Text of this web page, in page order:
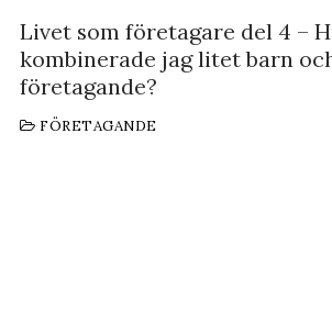
Livet som företagare del 4 –
kombinerade jag litet barn
företagande?
FÖRETAGANDE